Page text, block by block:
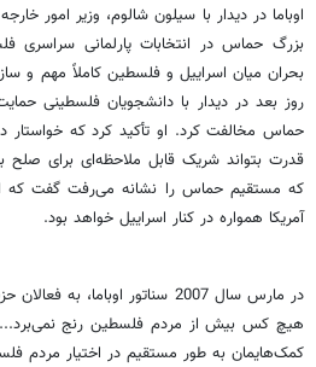
اوباما در دیدار با سیلون شالوم، وزیر امور
بزرگ حماس در انتخابات پارلمانی
بحران میان اسراییل و فلسطین کاملاً مهم و
روز بعد در دیدار با دانشجویان فلسطینی
حماس مخالفت کرد. او تأکید کرد که
قدرت بتواند شریک قابل ملاحظه‌‌ای برای صلح
که مستقیم حماس را نشانه می‌رفت گفت که
آمریکا همواره در کنار اسراییل خواهد بود.
در مارس سال 2007 سناتور
هیچ کس بیش از مردم فلسطین رنج نمی‌برد...
کمک‌هایمان به طور مستقیم در اختیار مردم